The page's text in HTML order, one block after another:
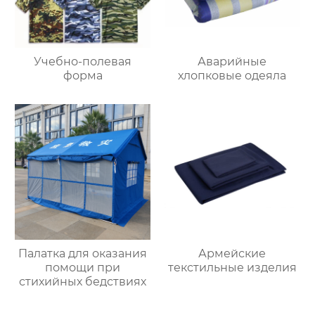
Учебно-полевая
форма
Аварийные
хлопковые одеяла
Палатка для оказания
помощи при
стихийных бедствиях
Армейские
текстильные изделия